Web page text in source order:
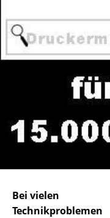
Bei vielen
Technikproblemen